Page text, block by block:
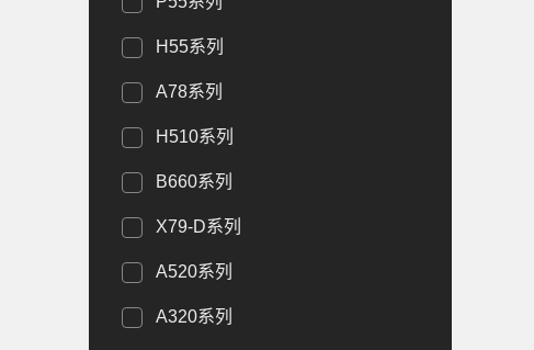
H55系列
A78系列
H510系列
B660系列
X79-D系列
A520系列
A320系列